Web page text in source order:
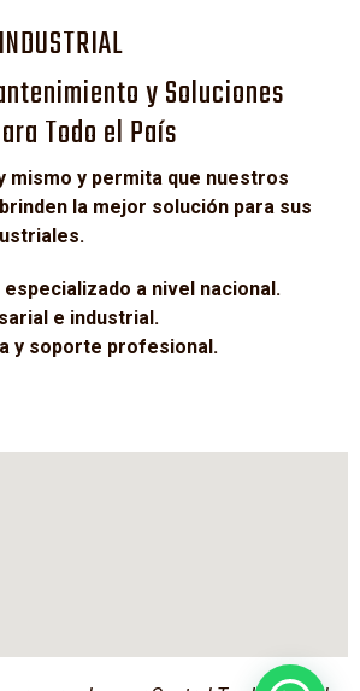
y Soluciones
Todo el País
mismo y permita que nuestros
la mejor solución para sus
a nivel nacional.
e industrial.
y soporte profesional.